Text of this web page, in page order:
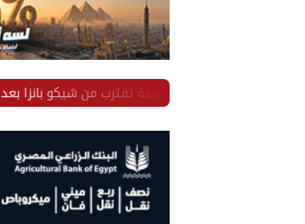
عقوبة قاسية تقترب من شيكو بانزا بعد أزمة العودة